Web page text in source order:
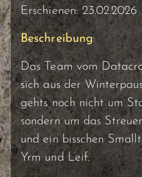
Erschienen: 23.02.2026
Beschreibung:
Das Team vom
sich aus der
gehts noch nicht um
sondern um das
und ein bisschen
Yrm und Leif.